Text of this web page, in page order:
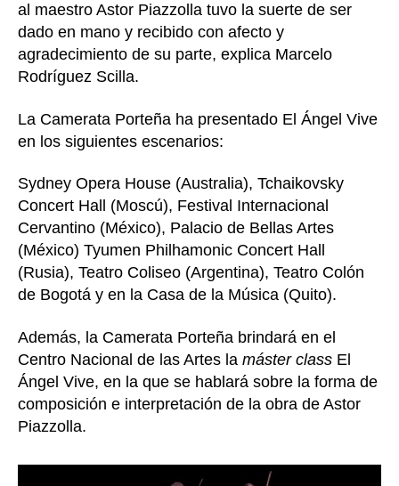
al maestro Astor Piazzolla tuvo la suerte de ser
dado en mano y recibido con afecto y
agradecimiento de su parte, explica Marcelo
Rodríguez Scilla.
La Camerata Porteña ha presentado El Ángel Vive
en los siguientes escenarios:
Sydney Opera House (Australia), Tchaikovsky
Concert Hall (Moscú), Festival Internacional
Cervantino (México), Palacio de Bellas Artes
(México) Tyumen Philhamonic Concert Hall
(Rusia), Teatro Coliseo (Argentina), Teatro Colón
de Bogotá y en la Casa de la Música (Quito).
Además, la Camerata Porteña brindará en el
Centro Nacional de las Artes la máster class El
Ángel Vive, en la que se hablará sobre la forma de
composición e interpretación de la obra de Astor
Piazzolla.